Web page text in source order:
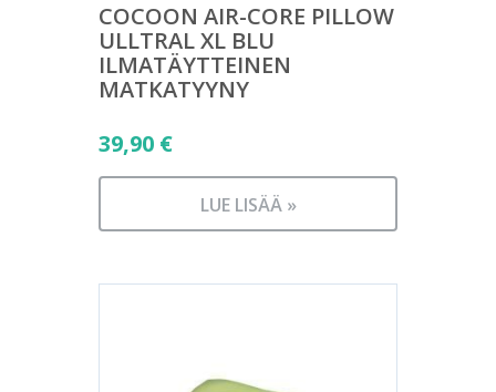
COCOON AIR-CORE PILLOW
ULLTRAL XL BLU
ILMATÄYTTEINEN
MATKATYYNY
39,90 €
LUE LISÄÄ »